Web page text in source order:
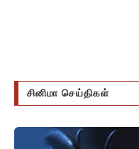
சினிமா செய்திகள்